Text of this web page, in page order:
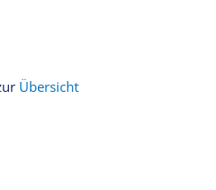
Übersicht